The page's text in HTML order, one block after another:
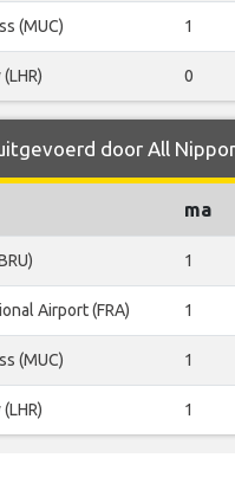
(MUC) 1
0
door All
ma
1
Airport (FRA) 1
(MUC) 1
1